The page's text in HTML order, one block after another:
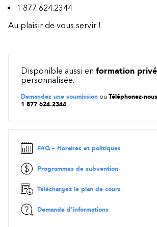
1 877 624.2344
Au plaisir de vous servir !
Disponible aussi en formation
personnalisée.
Demandez une soumission ou Téléphonez-
1 877 624.2344
FAQ – Horaires et politiques
Programmes de subvention
Téléchargez le plan de cours
Demande d’informations